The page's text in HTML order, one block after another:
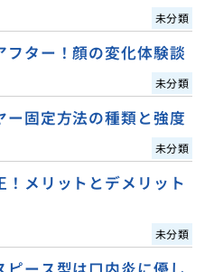
未分類
ター！顔の変化体験談
未分類
ー固定方法の種類と強度
未分類
メリットとデメリット
未分類